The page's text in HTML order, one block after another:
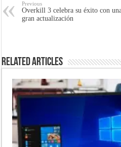
Previous
Overkill 3 celebra su éxito con
gran actualización
Related Articles